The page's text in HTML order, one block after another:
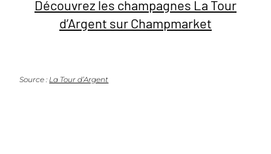
Découvrez les champagnes La Tour
d’Argent sur Champmarket
Source : La Tour d’Argent